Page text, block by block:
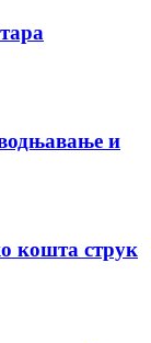
и
кошта струк